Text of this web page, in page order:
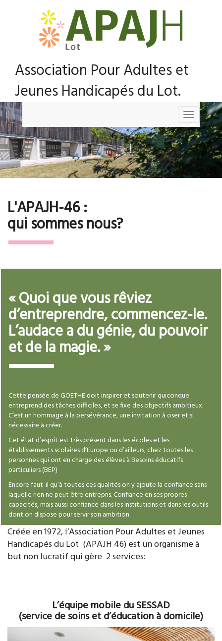
Association Pour Adultes et
Jeunes Handicapés du Lot.
Toggle
navigation
L'APAJH-46 :
qui sommes nous?
« Quoi que vous rêviez
d’entreprendre, commencez-le.
L’audace a du génie, du pouvoir
et de la magie. »
Cette pensée de GOETHE doit inspirer et soutenir quiconque
entreprend des tâches difficiles, et se fixe des objectifs ambitieux.
C’est un hommage à la persévérance, une invitation à oser et si
nécessaire à créer.
Cet état d’esprit est très présent dans les écoles et les
établissements scolaires d’Europe ou d’ailleurs, chez toutes les
personnes qui ont en charge des élèves à Besoins éducatifs
particuliers (BEP)
Encore faut-il qu’à toutes ces qualités on y ajoute la confiance sans
laquelle rien ne peut être entrepris. Confiance en ses propres
capacités, mais aussi confiance dans les institutions et dans les outils
dont on dispose pour servir son ambition.
Créée en 1972, l’Association Pour Adultes et Jeunes
Handicapés du Lot (APAJH 46) est un organisme à
but non lucratif qui gère 2 services:
L’équipe mobile du SESSAD
(service de soins et d’éducation à domicile)